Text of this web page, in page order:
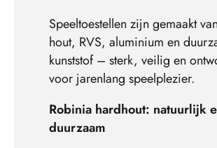
Speeltoestellen zijn gemaakt
hout, RVS, aluminium en
kunststof – sterk, veilig en
voor jarenlang speelplezier.
Robinia hardhout: natuurlijk
duurzaam